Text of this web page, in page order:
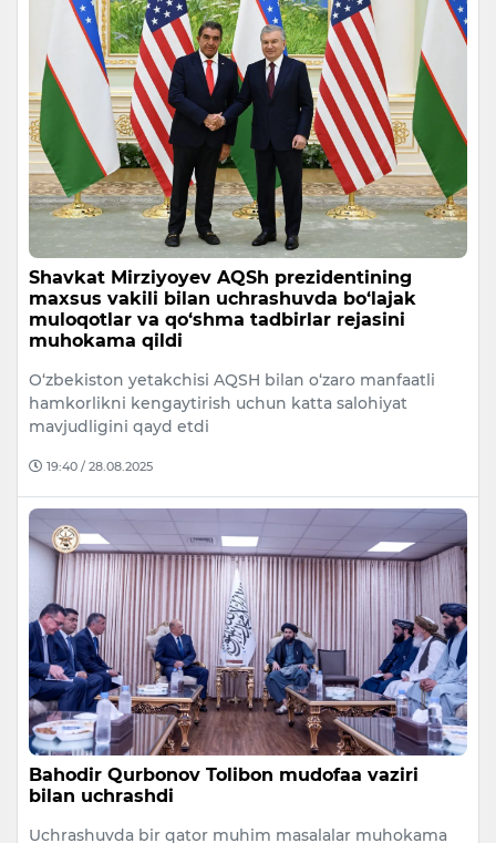
Shavkat Mirziyoyev AQSh prezidentining
maxsus vakili bilan uchrashuvda bo‘lajak
muloqotlar va qo‘shma tadbirlar rejasini
muhokama qildi
O‘zbekiston yetakchisi AQSH bilan o‘zaro manfaatli
hamkorlikni kengaytirish uchun katta salohiyat
mavjudligini qayd etdi
19:40 / 28.08.2025
Bahodir Qurbonov Tolibon mudofaa vaziri
bilan uchrashdi
Uchrashuvda bir qator muhim masalalar muhokama